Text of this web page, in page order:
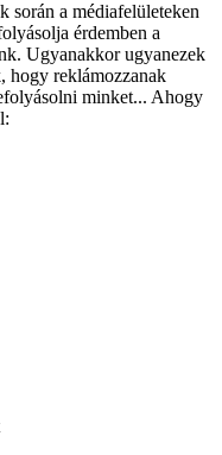
során a médiafelületeken
érdemben a
Ugyanakkor ugyanezek
hogy reklámozzanak
minket... Ahogy